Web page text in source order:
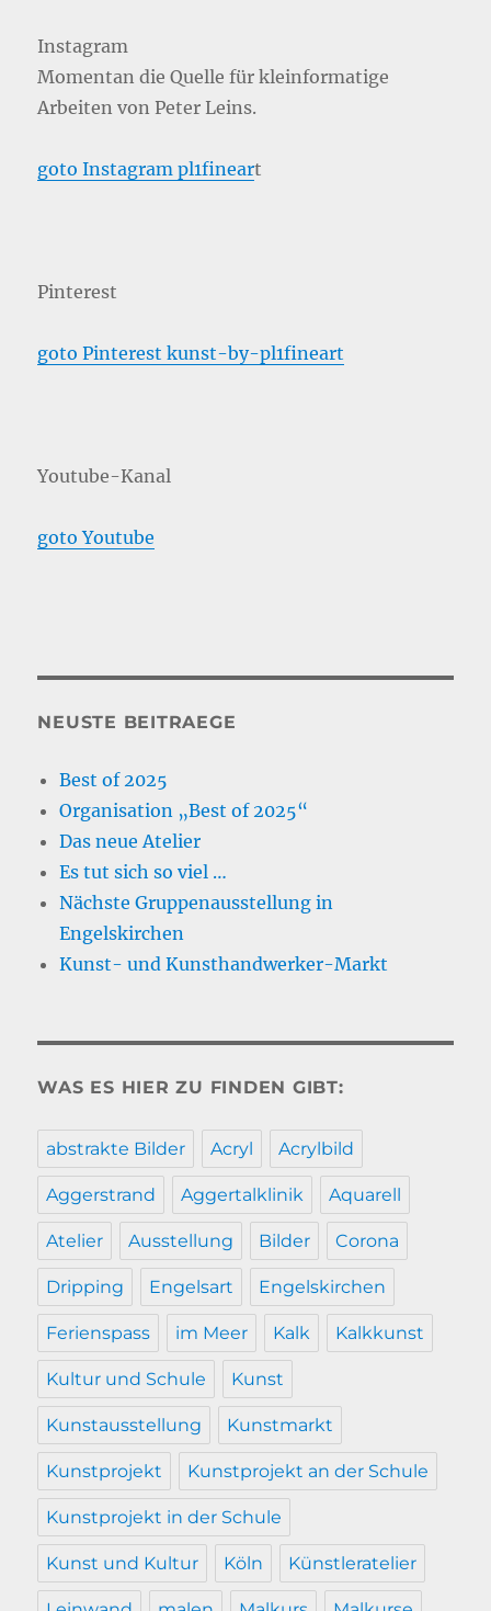
Instagram
Momentan die Quelle für kleinformatige
Arbeiten von Peter Leins.
goto Instagram pl1fineart
Pinterest
goto Pinterest kunst-by-pl1fineart
Youtube-Kanal
goto Youtube
NEUSTE BEITRAEGE
Best of 2025
Organisation „Best of 2025“
Das neue Atelier
Es tut sich so viel …
Nächste Gruppenausstellung in
Engelskirchen
Kunst- und Kunsthandwerker-Markt
WAS ES HIER ZU FINDEN GIBT:
abstrakte Bilder Acryl Acrylbild
Aggerstrand Aggertalklinik Aquarell
Atelier Ausstellung Bilder Corona
Dripping Engelsart Engelskirchen
Ferienspass im Meer Kalk Kalkkunst
Kultur und Schule Kunst
Kunstausstellung Kunstmarkt
Kunstprojekt Kunstprojekt an der Schule
Kunstprojekt in der Schule
Kunst und Kultur Köln Künstleratelier